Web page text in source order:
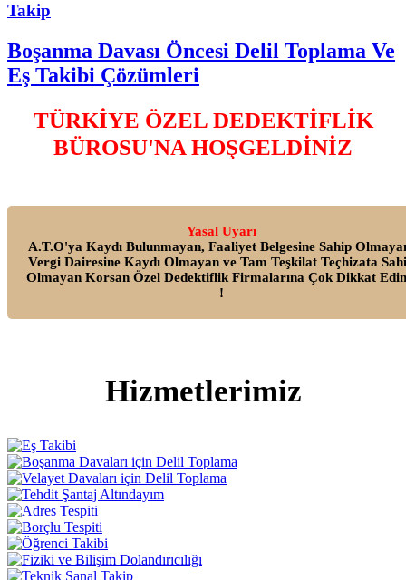
Takip
Boşanma Davası Öncesi Delil Toplama Ve
Eş Takibi Çözümleri
TÜRKİYE ÖZEL DEDEKTİFLİK
BÜROSU'NA HOŞGELDİNİZ
Yasal Uyarı
A.T.O'ya Kaydı Bulunmayan, Faaliyet Belgesine Sahip
Vergi Dairesine Kaydı Olmayan ve Tam Teşkilat Teçhizata
Olmayan Korsan Özel Dedektiflik Firmalarına Çok Dikkat
!
Hizmetlerimiz